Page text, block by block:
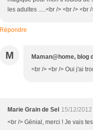
les adultes .....<br /> <br /> <br
Répondre
M Maman@home, blog
<br /> <br /> Oui j'ai
Marie Grain de Sel 15/12/
<br /> Génial, merci ! Je vais